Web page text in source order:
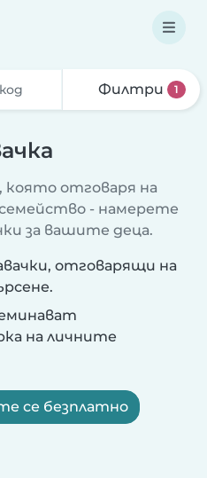
Филтри 1
която отговаря на
- намерете
за вашите деца.
отговарящи на
на личните
се безплатно